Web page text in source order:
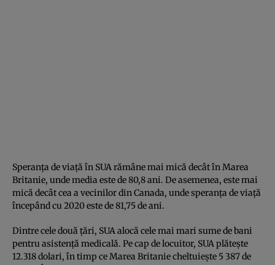
Speranța de viață în SUA rămâne mai mică decât în Marea
Britanie, unde media este de 80,8 ani. De asemenea, este mai
mică decât cea a vecinilor din Canada, unde speranța de viață
începând cu 2020 este de 81,75 de ani.
Dintre cele două țări, SUA alocă cele mai mari sume de bani
pentru asistență medicală. Pe cap de locuitor, SUA plătește
12.318 dolari, în timp ce Marea Britanie cheltuiește 5 387 de